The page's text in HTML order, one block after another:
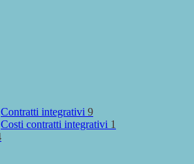
Contratti integrativi 9
Costi contratti integrativi 1